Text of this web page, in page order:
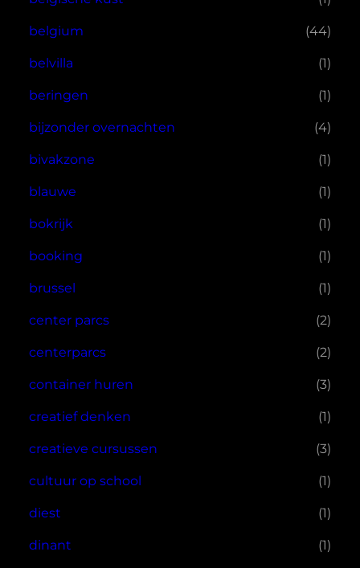
belgium (44)
belvilla (1)
beringen (1)
bijzonder overnachten (4)
bivakzone (1)
blauwe (1)
bokrijk (1)
booking (1)
brussel (1)
center parcs (2)
centerparcs (2)
container huren (3)
creatief denken (1)
creatieve cursussen (3)
cultuur op school (1)
diest (1)
dinant (1)